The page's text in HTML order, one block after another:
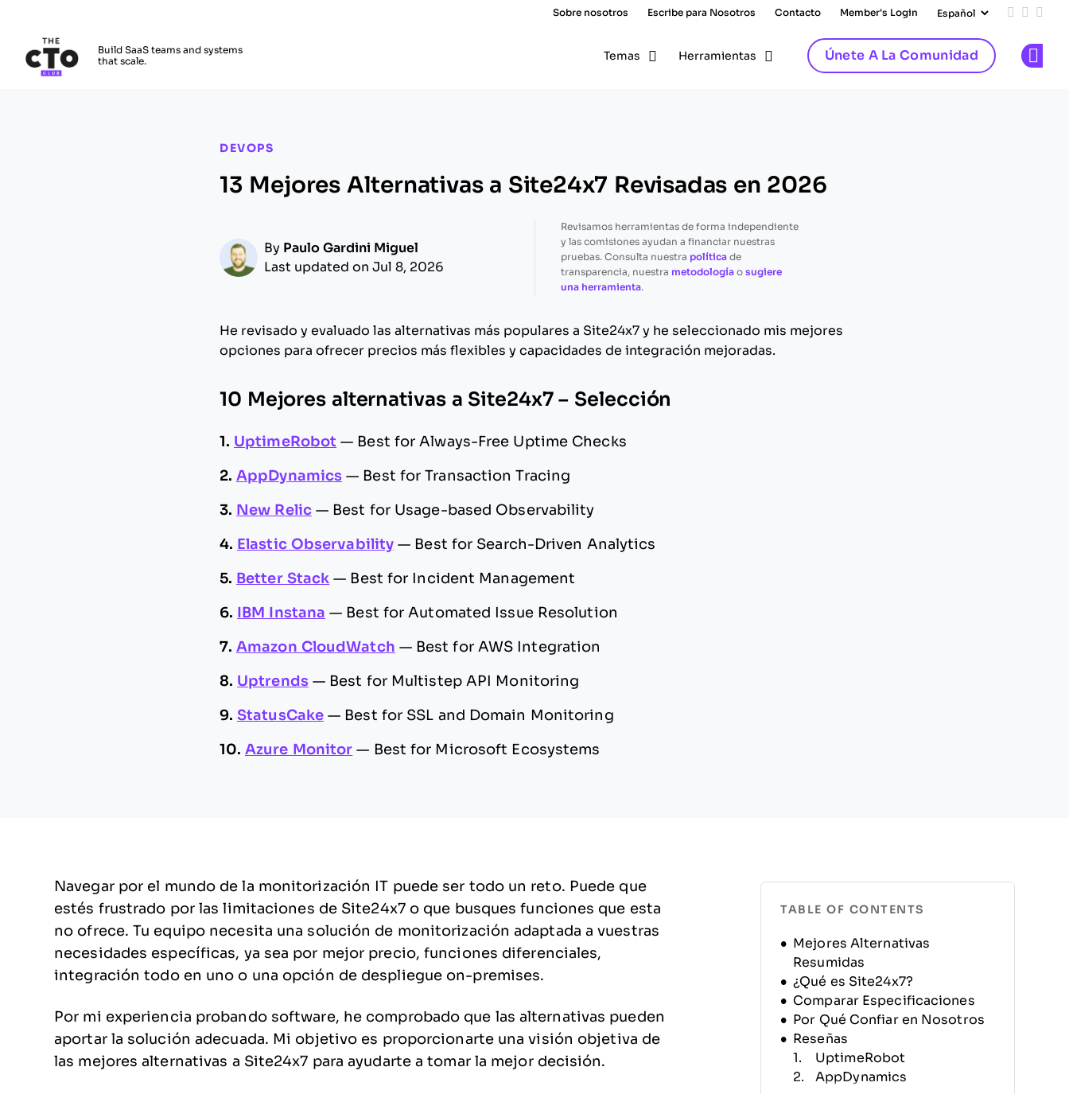
Sobre nosotros Escribe para Nosotros Contacto Member's Login Add us
Follow
Build SaaS teams and systems
that scale.
Temas Herramientas Únete A La Comunidad
DEVOPS
13 Mejores Alternativas a Site24x7 Revisadas en 2026
By Paulo Gardini Miguel
Last updated on Jul 8, 2026
Revisamos herramientas de forma independiente
y las comisiones ayudan a financiar nuestras
pruebas. Consulta nuestra políticade
transparencia, nuestra metodologíao sugiere
una herramienta.
He revisado y evaluado las alternativas más populares a Site24x7 y he seleccionado mis mejores
opciones para ofrecer precios más flexibles y capacidades de integración mejoradas.
10 Mejores alternativas a Site24x7 – Selección
1. UptimeRobot — Best for Always-Free Uptime Checks
2. AppDynamics — Best for Transaction Tracing
3. New Relic — Best for Usage-based Observability
4. Elastic Observability — Best for Search-Driven Analytics
5. Better Stack — Best for Incident Management
6. IBM Instana — Best for Automated Issue Resolution
7. Amazon CloudWatch — Best for AWS Integration
8. Uptrends — Best for Multistep API Monitoring
9. StatusCake — Best for SSL and Domain Monitoring
10. Azure Monitor — Best for Microsoft Ecosystems
Navegar por el mundo de la monitorización IT puede ser todo un reto. Puede que
estés frustrado por las limitaciones de Site24x7 o que busques funciones que esta
no ofrece. Tu equipo necesita una solución de monitorización adaptada a vuestras
necesidades específicas, ya sea por mejor precio, funciones diferenciales,
integración todo en uno o una opción de despliegue on-premises.
Por mi experiencia probando software, he comprobado que las alternativas pueden
aportar la solución adecuada. Mi objetivo es proporcionarte una visión objetiva de
las mejores alternativas a Site24x7 para ayudarte a tomar la mejor decisión.
TABLE OF CONTENTS
Mejores Alternativas
Resumidas
¿Qué es Site24x7?
Comparar Especificaciones
Por Qué Confiar en Nosotros
Reseñas
UptimeRobot
AppDynamics